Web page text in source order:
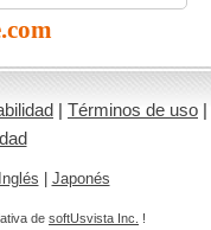
| Términos de uso |
Inglés Japonés
de softUsvista Inc. !